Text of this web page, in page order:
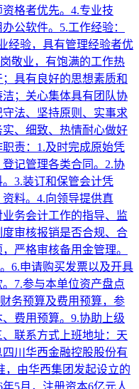
格者优先。4.专业技
公软件。5.工作经验：
经验，具有管理经验者优
敬业，有饱满的工作热
具有良好的思想素质和
；关心集体具有团队协
法、坚持原则、实事求
、细致、热情耐心做好
责：1.及时完成原始凭
记管理各类合同。2.协
3.装订和保管会计凭
料。4.向领导提供真
务会计工作的指导、监
审核报销是否合规、合
严格审核备用金管理。
6.申请购买发票以及开具
7.参与本单位资产盘点
务预算及费用预算，参
费用预算。9.协助上级
联系方式上班地址：天
川华西金融控股股份有
，由华西集团发起设立的
5月，注册资本6亿元人